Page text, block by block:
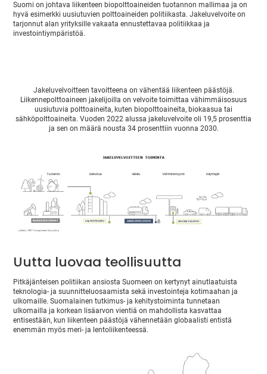
Suomi on johtava liikenteen biopolttoaineiden tuotannon mallimaa ja on
hyvä esimerkki uusiutuvien polttoaineiden politiikasta. Jakeluvelvoite on
tarjonnut alan yrityksille vakaata ennustettavaa politiikkaa ja
investointiympäristöä.
Jakeluvelvoitteen tavoitteena on vähentää liikenteen päästöjä.
Liikennepolttoaineen jakelijoilla on velvoite toimittaa vähimmäisosuus
uusiutuvia polttoaineita, kuten biopolttoaineita, biokaasua tai
sähköpolttoaineita. Vuoden 2022 alussa jakeluvelvoite oli 19,5 prosenttia
ja sen on määrä nousta 34 prosenttiin vuonna 2030.
Uutta luovaa teollisuutta
Pitkäjänteisen politiikan ansiosta Suomeen on kertynyt ainutlaatuista
teknologia- ja suunnitteluosaamista sekä investointeja kotimaahan ja
ulkomaille. Suomalainen tutkimus- ja kehitystoiminta tunnetaan
ulkomailla ja korkean lisäarvon vientiä on mahdollista kasvattaa
entisestään, kun liikenteen päästöjä vähennetään globaalisti entistä
enemmän myös meri- ja lentoliikenteessä.